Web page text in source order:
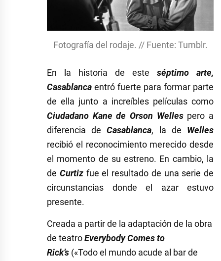
Fotografía del rodaje. // Fuente: Tumblr.
En la historia de este séptimo arte,
Casablanca entró fuerte para formar parte
de ella junto a increíbles películas como
Ciudadano Kane de Orson Wellespero a
diferencia deCasablanca, la de Welles
recibió el reconocimiento merecido desde
el momento de su estreno. En cambio, la
de Curtizfue el resultado de una serie de
circunstancias donde el azar estuvo
presente.
Creada a partir de la adaptación de la obra
de teatroEverybody Comes to
Rick’s («Todo el mundo acude al bar de